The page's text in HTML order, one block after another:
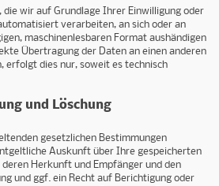
die wir auf Grundlage Ihrer Einwilligung oder
verarbeiten, an sich oder an
maschinenlesbaren Format aushändigen
Übertragung der Daten an einen anderen
erfolgt dies nur, soweit es technisch
und Löschung
gesetzlichen Bestimmungen
Auskunft über Ihre gespeicherten
Herkunft und Empfänger und den
und ggf. ein Recht auf Berichtigung oder